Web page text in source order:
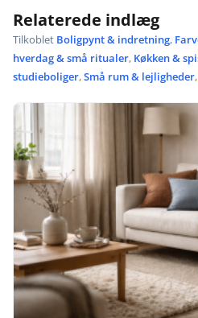
Relaterede indlæg
Tilkoblet Boligpynt & indretning,
hverdag & små ritualer, Køkken &
studieboliger,Små rum & lejligheder,